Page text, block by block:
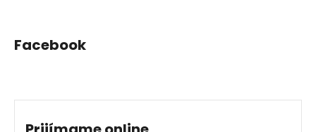
Facebook